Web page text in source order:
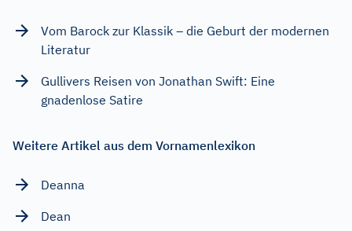
Vom Barock zur Klassik – die Geburt der modernen
Literatur
Gullivers Reisen von Jonathan Swift: Eine
gnadenlose Satire
Weitere Artikel aus dem Vornamenlexikon
Deanna
Dean